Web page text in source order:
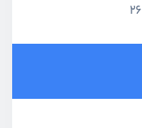
26